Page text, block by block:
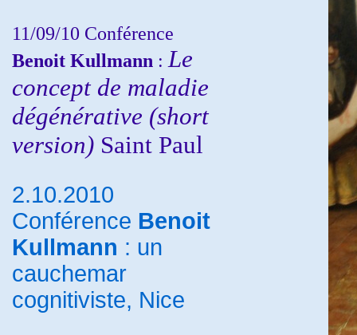
11/09/10 Conférence
Benoit Kullmann : Le
concept de maladie
dégénérative (short
version) Saint Paul
2.10.2010
Conférence Benoit
Kullmann : un
cauchemar
cognitiviste, Nice